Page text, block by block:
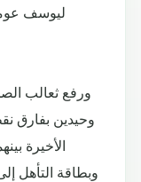
وحيدين بفارق
الأخيرة
وبطاقة التأهل